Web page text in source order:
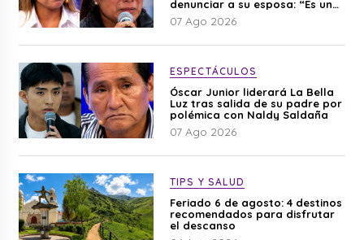
denunciar a su esposa: “Es una
difamación”
07 Ago 2026
ESPECTÁCULOS
Óscar Junior liderará La Bella
Luz tras salida de su padre por
polémica con Naldy Saldaña
07 Ago 2026
TIPS Y SALUD
Feriado 6 de agosto: 4 destinos
recomendados para disfrutar
el descanso